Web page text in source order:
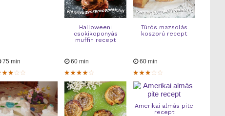
Halloweeni
csokikoponyás
muffin recept
Túrós mazsolás
koszorú recept
75 min 60 min 60 min
Amerikai almás pite
recept